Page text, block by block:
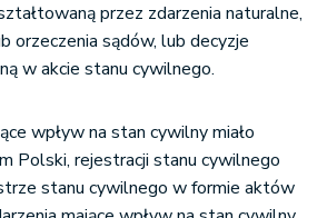
przez zdarzenia naturalne,
orzeczenia sądów, lub decyzje
w akcie stanu cywilnego.
wpływ na stan cywilny miało
Polski, rejestracji stanu cywilnego
stanu cywilnego w formie aktów